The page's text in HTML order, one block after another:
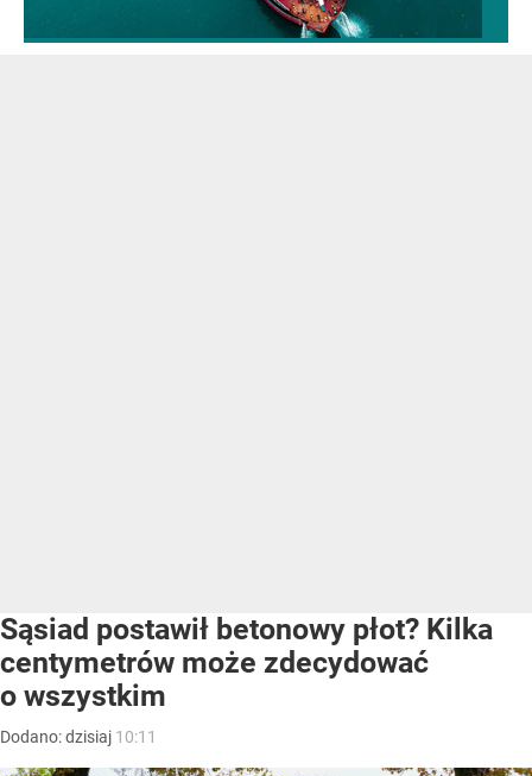
Sąsiad postawił betonowy płot? Kilka
centymetrów może zdecydować
o wszystkim
Dodano:dzisiaj 10:11